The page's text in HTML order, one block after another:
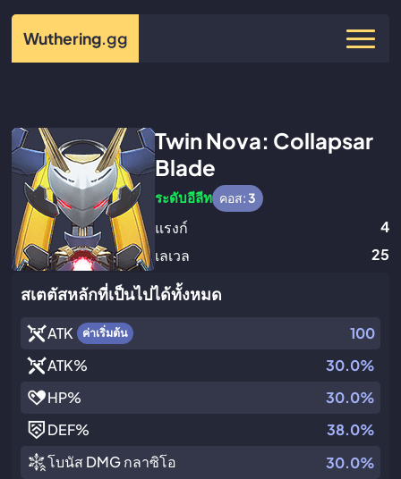
Wuthering.gg
Twin Nova: Collapsar
Blade
ระดับอีลีท คอส:3
แรงก์
4
เลเวล
25
สเตตัสหลักที่เป็นไปได้ทั้งหมด
ATK ค่าเริ่มต้น
100
ATK%
30.0%
HP%
30.0%
DEF%
38.0%
โบนัส DMG กลาซิโอ
30.0%